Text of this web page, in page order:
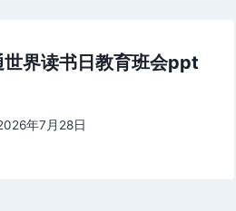
世界读书日教育班会ppt
年7月28日